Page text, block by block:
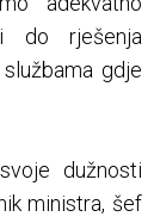
do rješenja
gdje
dužnosti
ministra, šef